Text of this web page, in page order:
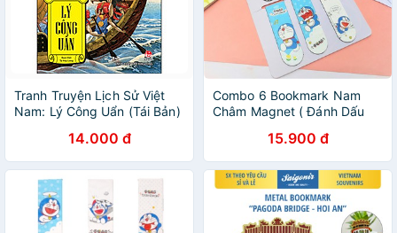
Tranh Truyện Lịch Sử Việt
Nam: Lý Công Uẩn (Tái Bản)
14.000 đ
Combo 6 Bookmark Nam
Châm Magnet ( Đánh Dấu
(Doremon)15.900 đ